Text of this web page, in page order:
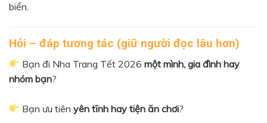
biển.
Hỏi – đáp tương tác (giữ người đọc lâu hơn)
Bạn đi Nha Trang Tết 2026một mình, gia đình hay
nhóm bạn?
Bạn ưu tiênyên tĩnh hay tiện ăn chơi?